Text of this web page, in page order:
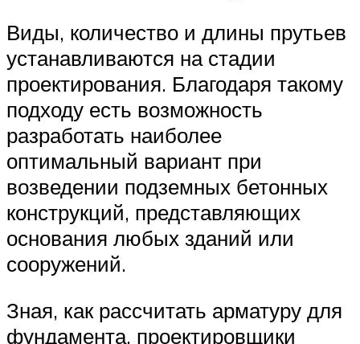
Виды, количество и длины прутьев
устанавливаются на стадии
проектирования. Благодаря такому
подходу есть возможность
разработать наиболее
оптимальный вариант при
возведении подземных бетонных
конструкций, представляющих
основания любых зданий или
сооружений.
Зная, как рассчитать арматуру для
фундамента, проектировщики